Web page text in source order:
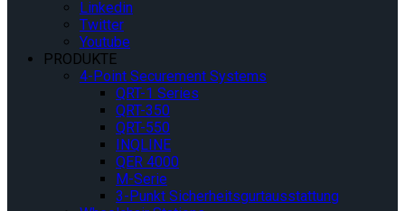
Linkedin
Twitter
Youtube
PRODUKTE
4-Point Securement Systems
QRT-1 Series
QRT-350
QRT-550
INQLINE
QER 4000
M-Serie
3-Punkt Sicherheitsgurtausstattung